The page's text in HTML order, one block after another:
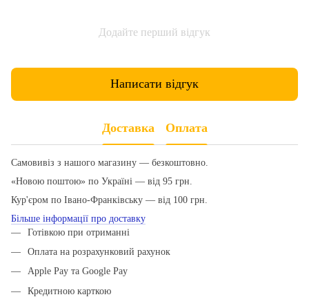
Додайте перший відгук
Написати відгук
Доставка Оплата
Самовивіз з нашого магазину — безкоштовно.
«Новою поштою» по Україні — від 95 грн.
Кур'єром по Івано-Франківську — від 100 грн.
Більше інформації про доставку
Готівкою при отриманні
Оплата на розрахунковий рахунок
Apple Pay та Google Pay
Кредитною карткою